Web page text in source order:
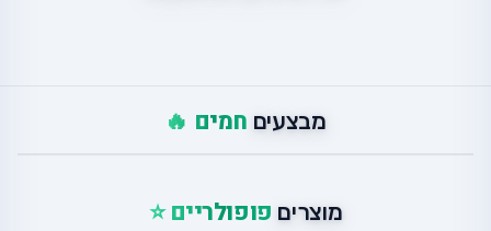
מבצעים חמים 🔥
מוצרים פופולריים ⭐